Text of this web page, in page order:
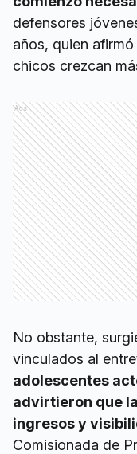
defensores
años, quien
chicos crezcan
Ads
No obstante,
vinculados al
adolescentes
advirtieron que
ingresos y
Comisionada de